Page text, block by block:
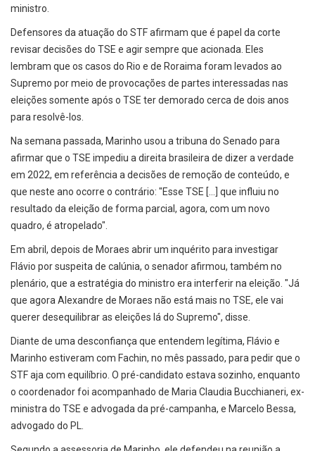
ministro.
Defensores da atuação do STF afirmam que é papel da corte
revisar decisões do TSE e agir sempre que acionada. Eles
lembram que os casos do Rio e de Roraima foram levados ao
Supremo por meio de provocações de partes interessadas nas
eleições somente após o TSE ter demorado cerca de dois anos
para resolvê-los.
Na semana passada, Marinho usou a tribuna do Senado para
afirmar que o TSE impediu a direita brasileira de dizer a verdade
em 2022, em referência a decisões de remoção de conteúdo, e
que neste ano ocorre o contrário: "Esse TSE [...] que influiu no
resultado da eleição de forma parcial, agora, com um novo
quadro, é atropelado".
Em abril, depois de Moraes abrir um inquérito para investigar
Flávio por suspeita de calúnia, o senador afirmou, também no
plenário, que a estratégia do ministro era interferir na eleição. "Já
que agora Alexandre de Moraes não está mais no TSE, ele vai
querer desequilibrar as eleições lá do Supremo", disse.
Diante de uma desconfiança que entendem legítima, Flávio e
Marinho estiveram com Fachin, no mês passado, para pedir que o
STF aja com equilíbrio. O pré-candidato estava sozinho, enquanto
o coordenador foi acompanhado de Maria Claudia Bucchianeri, ex-
ministra do TSE e advogada da pré-campanha, e Marcelo Bessa,
advogado do PL.